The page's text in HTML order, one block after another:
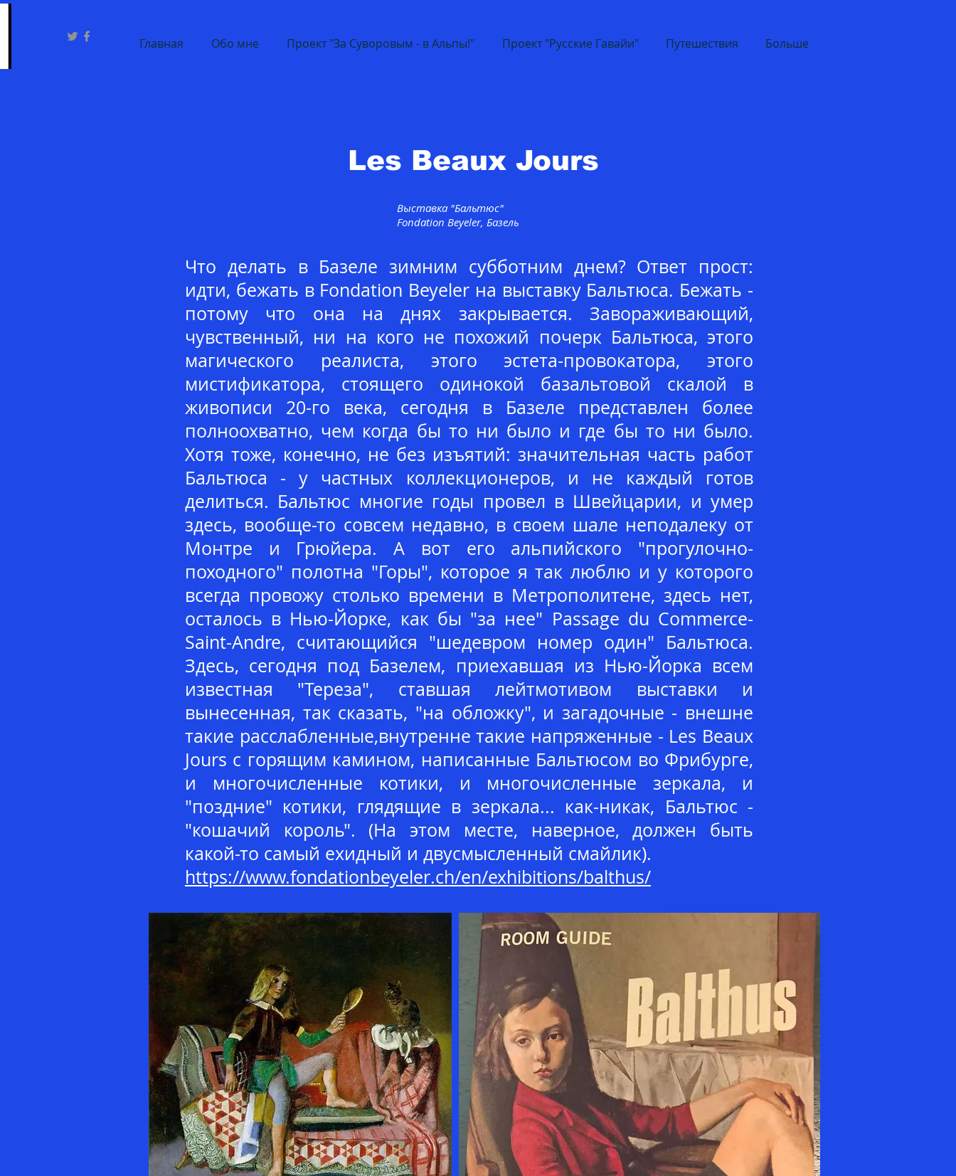
Главная Обо мне Проект "За Суворовым - в Альпы!" Проект "Русские Гавайи" Путешествия Больше
Les Beaux Jours
Выставка "Бальтюс"
Fondation Beyeler, Базель
Что делать в Базеле зимним субботним днем? Ответ прост:
идти, бежать в Fondation Beyeler на выставку Бальтюса. Бежать -
потому что она на днях закрывается. Завораживающий,
чувственный, ни на кого не похожий почерк Бальтюса, этого
магического реалиста, этого эстета-провокатора, этого
мистификатора, стоящего одинокой базальтовой скалой в
живописи 20-го века, сегодня в Базеле представлен более
полноохватно, чем когда бы то ни было и где бы то ни было.
Хотя тоже, конечно, не без изъятий: значительная часть работ
Бальтюса - у частных коллекционеров, и не каждый готов
делиться. Бальтюс многие годы провел в Швейцарии, и умер
здесь, вообще-то совсем недавно, в своем шале неподалеку от
Монтре и Грюйера. А вот его альпийского "прогулочно-
походного" полотна "Горы", которое я так люблю и у которого
всегда провожу столько времени в Метрополитене, здесь нет,
осталось в Нью-Йорке, как бы "за нее" Passage du Commerce-
Saint-Andre, считающийся "шедевром номер один" Бальтюса.
Здесь, сегодня под Базелем, приехавшая из Нью-Йорка всем
известная "Тереза", ставшая лейтмотивом выставки и
вынесенная, так сказать, "на обложку", и загадочные - внешне
такие расслабленные,внутренне такие напряженные - Les Beaux
Jours с горящим камином, написанные Бальтюсом во Фрибурге,
и многочисленные котики, и многочисленные зеркала, и
"поздние" котики, глядящие в зеркала... как-никак, Бальтюс -
"кошачий король". (На этом месте, наверное, должен быть
какой-то самый ехидный и двусмысленный смайлик).
https://www.fondationbeyeler.ch/en/exhibitions/balthus/